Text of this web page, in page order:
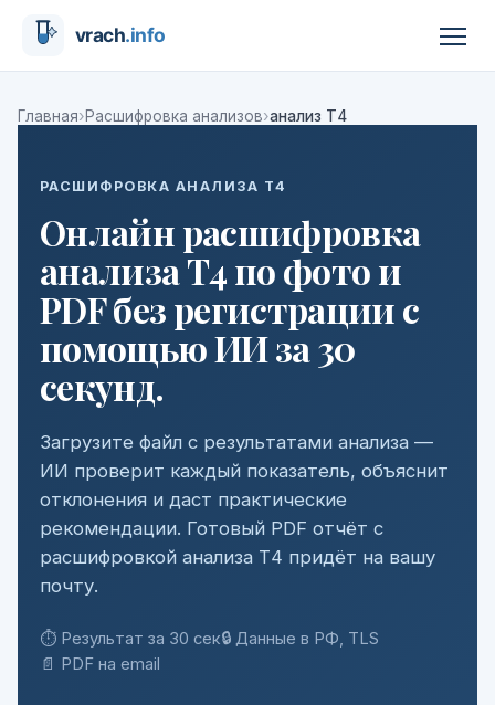
Главная›Расшифровка анализов›анализ Т4
РАСШИФРОВКА АНАЛИЗА Т4
Онлайн расшифровка
анализа Т4 по фото и
PDF без регистрации с
помощью ИИ за 30
секунд.
Загрузите файл с результатами анализа —
ИИ проверит каждый показатель, объяснит
отклонения и даст практические
рекомендации. Готовый PDF отчёт с
расшифровкой анализа Т4 придёт на вашу
почту.
⏱ Результат за 30 сек🔒 Данные в РФ, TLS
📄 PDF на email